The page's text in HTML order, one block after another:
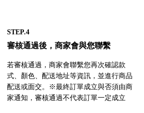
STEP.4
審核通過後，商家會與您聯繫
若審核通過，商家會聯繫您再次確認款
式、顏色、配送地址等資訊，並進行商品
配送或面交。※最終訂單成立與否須由商
家通知，審核通過不代表訂單一定成立